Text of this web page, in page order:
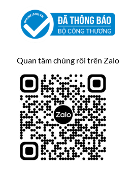
Quan tâm chúng rôi trên Zalo